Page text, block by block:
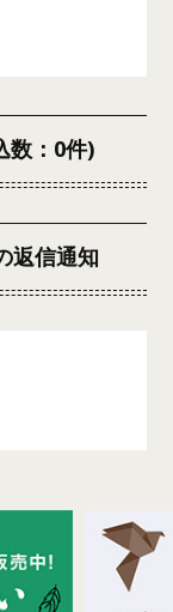
：0件)
返信通知